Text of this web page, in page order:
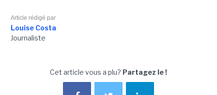
Article rédigé par
Louise Costa
Journaliste
Cet article vous a plu? Partagez le !